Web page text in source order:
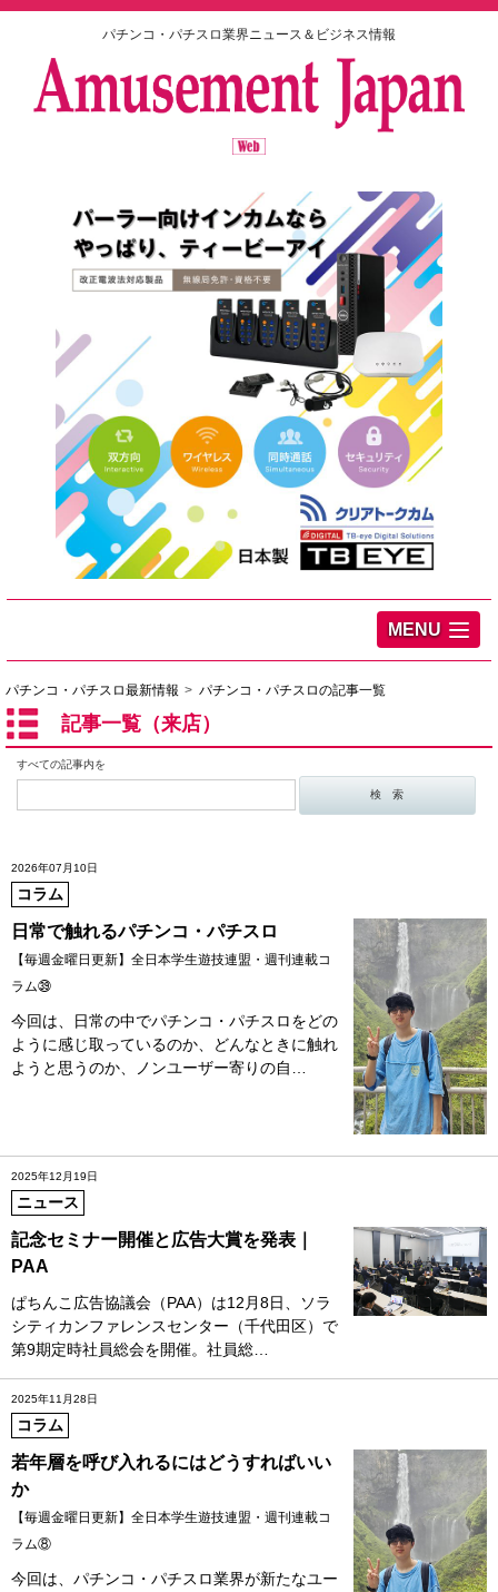
パチンコ・パチスロ業界ニュース＆ビジネス情報
MENU
パチンコ・パチスロ最新情報 パチンコ・パチスロの記事一覧
記事一覧（来店）
すべての記事内を
2026年07月10日
コラム
日常で触れるパチンコ・パチスロ
【毎週金曜日更新】全日本学生遊技連盟・週刊連載コ
ラム㊴
今回は、日常の中でパチンコ・パチスロをどの
ように感じ取っているのか、どんなときに触れ
ようと思うのか、ノンユーザー寄りの自…
2025年12月19日
ニュース
記念セミナー開催と広告大賞を発表｜
PAA
ぱちんこ広告協議会（PAA）は12月8日、ソラ
シティカンファレンスセンター（千代田区）で
第9期定時社員総会を開催。社員総…
2025年11月28日
コラム
若年層を呼び入れるにはどうすればいい
か
【毎週金曜日更新】全日本学生遊技連盟・週刊連載コ
ラム⑧
今回は、パチンコ・パチスロ業界が新たなユー